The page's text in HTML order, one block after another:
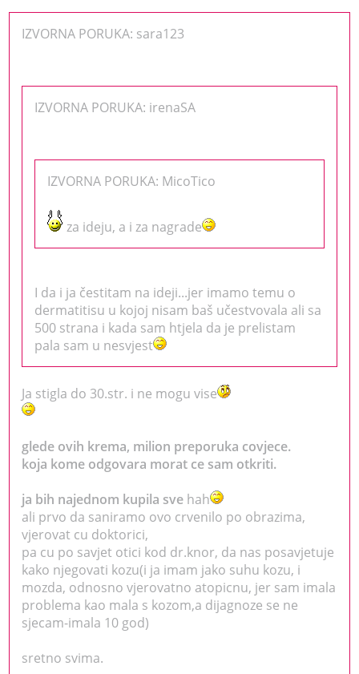
IZVORNA PORUKA: sara123
IZVORNA PORUKA: irenaSA
IZVORNA PORUKA: MicoTico
za ideju, a i za nagrade
I da i ja čestitam na ideji...jer imamo temu o
dermatitisu u kojoj nisam baš učestvovala ali sa
500 strana i kada sam htjela da je prelistam
pala sam u nesvjest
Ja stigla do 30.str. i ne mogu vise
glede ovih krema, milion preporuka covjece.
koja kome odgovara morat ce sam otkriti.
ja bih najednom kupila sve hah
ali prvo da saniramo ovo crvenilo po obrazima,
vjerovat cu doktorici,
pa cu po savjet otici kod dr.knor, da nas posavjetuje
kako njegovati kozu(i ja imam jako suhu kozu, i
mozda, odnosno vjerovatno atopicnu, jer sam imala
problema kao mala s kozom,a dijagnoze se ne
sjecam-imala 10 god)
sretno svima.